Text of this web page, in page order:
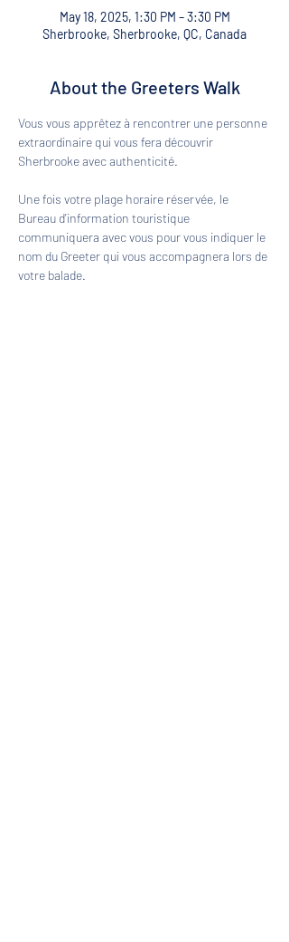
May 18, 2025, 1:30 PM – 3:30 PM
Sherbrooke, Sherbrooke, QC, Canada
About the Greeters Walk
Vous vous apprêtez à rencontrer une personne
extraordinaire qui vous fera découvrir
Sherbrooke avec authenticité.
Une fois votre plage horaire réservée, le
Bureau d'information touristique
communiquera avec vous pour vous indiquer le
nom du Greeter qui vous accompagnera lors de
votre balade.